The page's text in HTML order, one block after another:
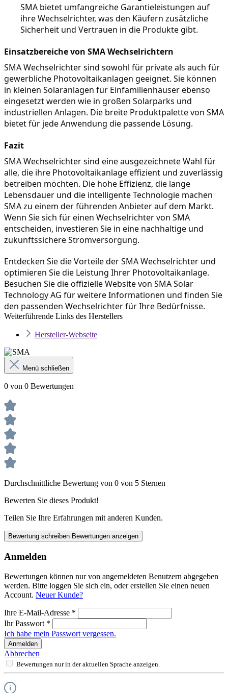
SMA bietet umfangreiche Garantieleistungen auf
ihre Wechselrichter, was den Käufern zusätzliche
Sicherheit und Vertrauen in die Produkte gibt.
Einsatzbereiche von SMA Wechselrichtern
SMA Wechselrichter sind sowohl für private als auch für
gewerbliche Photovoltaikanlagen geeignet. Sie können
in kleinen Solaranlagen für Einfamilienhäuser ebenso
eingesetzt werden wie in großen Solarparks und
industriellen Anlagen. Die breite Produktpalette von SMA
bietet für jede Anwendung die passende Lösung.
Fazit
SMA Wechselrichter sind eine ausgezeichnete Wahl für
alle, die ihre Photovoltaikanlage effizient und zuverlässig
betreiben möchten. Die hohe Effizienz, die lange
Lebensdauer und die intelligente Technologie machen
SMA zu einem der führenden Anbieter auf dem Markt.
Wenn Sie sich für einen Wechselrichter von SMA
entscheiden, investieren Sie in eine nachhaltige und
zukunftssichere Stromversorgung.
Entdecken Sie die Vorteile der SMA Wechselrichter und
optimieren Sie die Leistung Ihrer Photovoltaikanlage.
Besuchen Sie die offizielle Website von SMA Solar
Technology AG für weitere Informationen und finden Sie
den passenden Wechselrichter für Ihre Bedürfnisse.
Weiterführende Links des Herstellers
Hersteller-Webseite
Menü schließen
0 von 0 Bewertungen
Durchschnittliche Bewertung von 0 von 5 Sternen
Bewerten Sie dieses Produkt!
Teilen Sie Ihre Erfahrungen mit anderen Kunden.
Bewertung schreiben Bewertungen anzeigen
Anmelden
Bewertungen können nur von angemeldeten Benutzern abgegeben
werden. Bitte loggen Sie sich ein, oder erstellen Sie einen neuen
Account. Neuer Kunde?
Ihre E-Mail-Adresse *
Ihr Passwort *
Ich habe mein Passwort vergessen.
Anmelden
Abbrechen
Bewertungen nur in der aktuellen Sprache anzeigen.